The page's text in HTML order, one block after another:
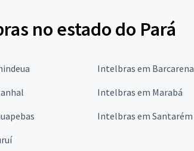
no estado do Pará
Intelbras em Barcarena
Intelbras em Marabá
Intelbras em Santarém